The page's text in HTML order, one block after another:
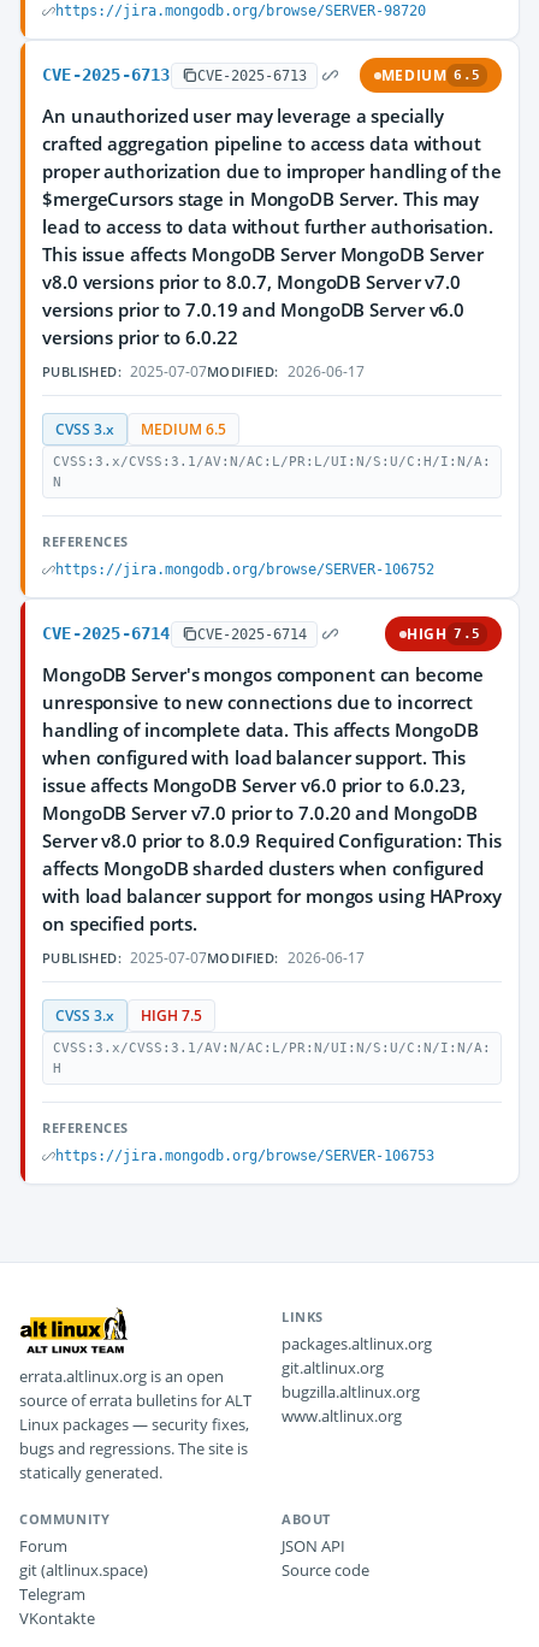
https://jira.mongodb.org/browse/SERVER-98720
CVE-2025-6713 CVE-2025-6713 MEDIUM 6.5
An unauthorized user may leverage a specially
crafted aggregation pipeline to access data without
proper authorization due to improper handling of the
$mergeCursors stage in MongoDB Server. This may
lead to access to data without further authorisation.
This issue affects MongoDB Server MongoDB Server
v8.0 versions prior to 8.0.7, MongoDB Server v7.0
versions prior to 7.0.19 and MongoDB Server v6.0
versions prior to 6.0.22
PUBLISHED: 2025-07-07MODIFIED: 2026-06-17
CVSS 3.x MEDIUM 6.5
CVSS:3.x/CVSS:3.1/AV:N/AC:L/PR:L/UI:N/S:U/C:H/I:N/A:
N
REFERENCES
https://jira.mongodb.org/browse/SERVER-106752
CVE-2025-6714 CVE-2025-6714 HIGH 7.5
MongoDB Server's mongos component can become
unresponsive to new connections due to incorrect
handling of incomplete data. This affects MongoDB
when configured with load balancer support. This
issue affects MongoDB Server v6.0 prior to 6.0.23,
MongoDB Server v7.0 prior to 7.0.20 and MongoDB
Server v8.0 prior to 8.0.9 Required Configuration: This
affects MongoDB sharded clusters when configured
with load balancer support for mongos using HAProxy
on specified ports.
PUBLISHED: 2025-07-07MODIFIED: 2026-06-17
CVSS 3.x HIGH 7.5
CVSS:3.x/CVSS:3.1/AV:N/AC:L/PR:N/UI:N/S:U/C:N/I:N/A:
H
REFERENCES
https://jira.mongodb.org/browse/SERVER-106753
errata.altlinux.org is an open
source of errata bulletins for ALT
Linux packages — security fixes,
bugs and regressions. The site is
statically generated.
LINKS
packages.altlinux.org
git.altlinux.org
bugzilla.altlinux.org
www.altlinux.org
COMMUNITY
Forum
git (altlinux.space)
Telegram
VKontakte
ABOUT
JSON API
Source code